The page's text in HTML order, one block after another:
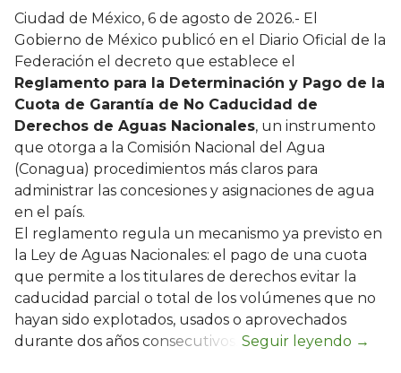
Ciudad de México, 6 de agosto de 2026.- El
Gobierno de México publicó en el Diario Oficial de la
Federación el decreto que establece el
Reglamento para la Determinación y Pago de la
Cuota de Garantía de No Caducidad de
Derechos de Aguas Nacionales, un instrumento
que otorga a la Comisión Nacional del Agua
(Conagua) procedimientos más claros para
administrar las concesiones y asignaciones de agua
en el país.
El reglamento regula un mecanismo ya previsto en
la Ley de Aguas Nacionales: el pago de una cuota
que permite a los titulares de derechos evitar la
caducidad parcial o total de los volúmenes que no
hayan sido explotados, usados o aprovechados
durante dos años consecutivos.